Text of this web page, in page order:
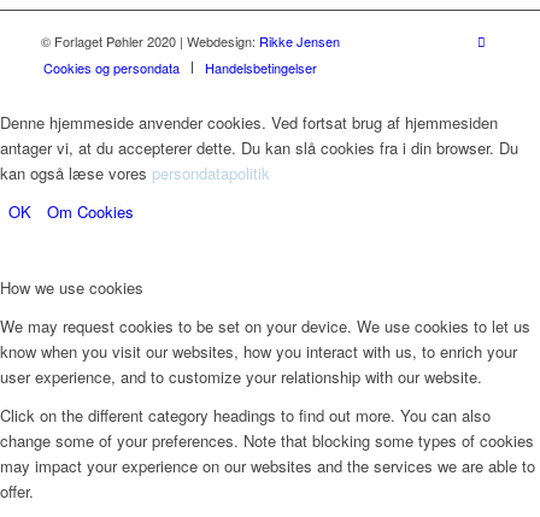
© Forlaget Pøhler 2020 | Webdesign: Rikke Jensen
Cookies og persondata
Handelsbetingelser
Denne hjemmeside anvender cookies. Ved fortsat brug af hjemmesiden
antager vi, at du accepterer dette. Du kan slå cookies fra i din browser. Du
kan også læse vores persondatapolitik
OK
Om Cookies
How we use cookies
We may request cookies to be set on your device. We use cookies to let us
know when you visit our websites, how you interact with us, to enrich your
user experience, and to customize your relationship with our website.
Click on the different category headings to find out more. You can also
change some of your preferences. Note that blocking some types of cookies
may impact your experience on our websites and the services we are able to
offer.